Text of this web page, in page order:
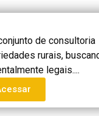
de consultoria
rurais,
legais....